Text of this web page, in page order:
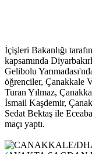
İçişleri Bakanlığı
kapsamında
Gelibolu
öğrenciler, Çanakkale
Turan Yılmaz,
İsmail Kaşdemir,
Sedat Bektaş ile
maçı yaptı.